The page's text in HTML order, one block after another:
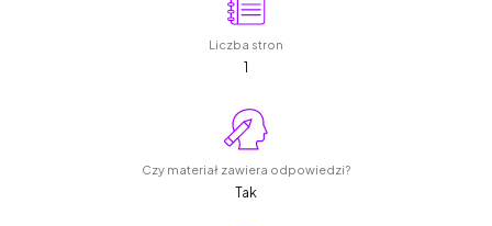
Liczba stron
1
Czy materiał zawiera odpowiedzi?
Tak